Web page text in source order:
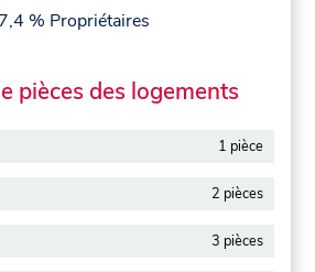
% Propriétaires
pièces des logements
1 pièce
2 pièces
3 pièces